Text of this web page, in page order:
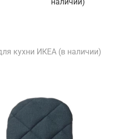
наличии)
кухни ИКЕА (в наличии)